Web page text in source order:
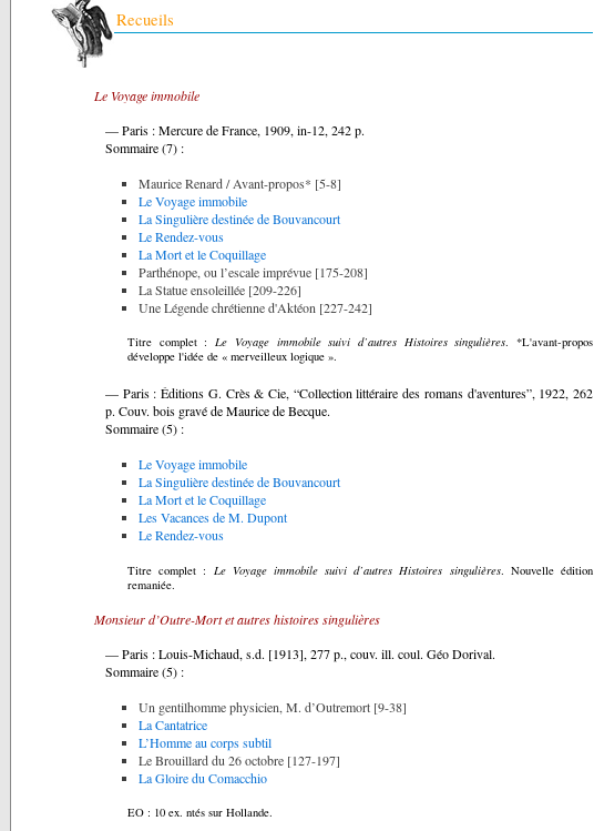
Recueils
Le Voyage immobile
— Paris : Mercure de France, 1909, in-12, 242 p.
Sommaire (7) :
Maurice Renard / Avant-propos* [5-8]
Le Voyage immobile
La Singulière destinée de Bouvancourt
Le Rendez-vous
La Mort et le Coquillage
Parthénope, ou l’escale imprévue [175-208]
La Statue ensoleillée [209-226]
Une Légende chrétienne d'Aktéon [227-242]
Titre complet :Le Voyage immobile suivi d’autres Histoires singulières. *L'avant-propos
développe l'idée de « merveilleux logique ».
— Paris : Éditions G. Crès & Cie, “Collection littéraire des romans d'aventures”, 1922, 262
p. Couv. bois gravé de Maurice de Becque.
Sommaire (5) :
Le Voyage immobile
La Singulière destinée de Bouvancourt
La Mort et le Coquillage
Les Vacances de M. Dupont
Le Rendez-vous
Titre complet : Le Voyage immobile suivi d’autres Histoires singulières. Nouvelle édition
remaniée.
Monsieur d’Outre-Mort et autres histoires singulières
— Paris : Louis-Michaud, s.d. [1913], 277 p., couv. ill. coul. Géo Dorival.
Sommaire (5) :
Un gentilhomme physicien, M. d’Outremort [9-38]
La Cantatrice
L’Homme au corps subtil
Le Brouillard du 26 octobre [127-197]
La Gloire du Comacchio
EO : 10 ex. ntés sur Hollande.